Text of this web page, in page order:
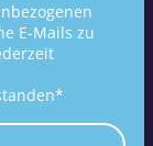
E-Mails zu